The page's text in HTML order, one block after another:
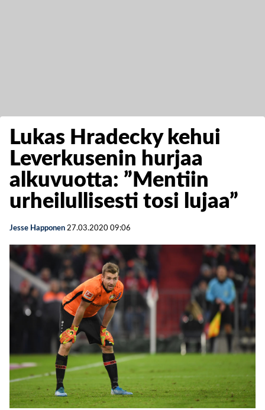
Lukas Hradecky kehui
Leverkusenin hurjaa
alkuvuotta: ”Mentiin
urheilullisesti tosi lujaa”
Jesse Happonen 27.03.2020 09:06